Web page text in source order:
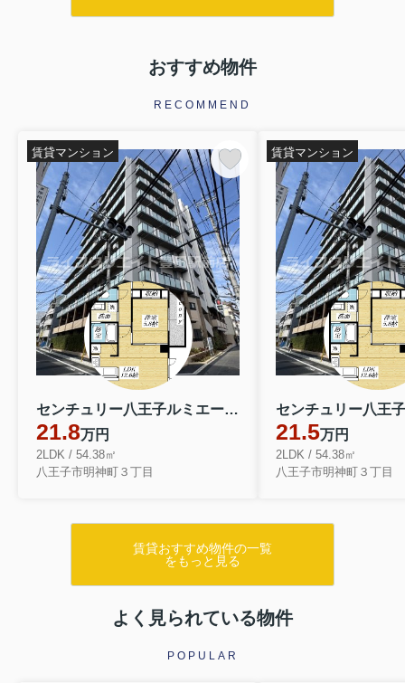
おすすめ物件
RECOMMEND
センチュリー八王子ルミエール 1104
21.8万円
2LDK / 54.38㎡
八王子市明神町３丁目
賃貸マンション
21.5万円
2LDK / 54.38㎡
八王子市明神町３丁目
賃貸マンション
賃貸おすすめ物件の一覧
をもっと見る
よく見られている物件
POPULAR